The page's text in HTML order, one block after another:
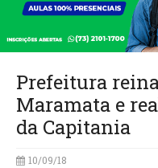
Prefeitura
Maramata e
da Capitania
10/09/18